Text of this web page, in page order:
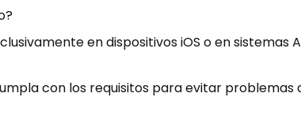
en dispositivos iOS o en sistemas
con los requisitos para evitar problemas